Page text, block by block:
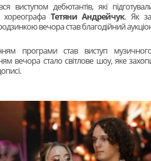
виступом дебютантів, які
хореографа Тетяни Андрейчук. Як
вечора став благодійний
програми став виступ
вечора стало світлове шоу, яке